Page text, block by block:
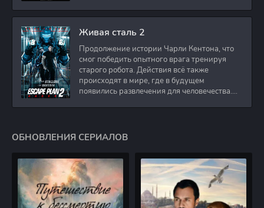
Живая сталь 2
Продолжение истории Чарли Кентона, что
смог победить опытного врага тренируя
старого робота. Действия всё также
происходят в мире, где в будущем
появились развлечения для человечества.
ОБНОВЛЕНИЯ СЕРИАЛОВ